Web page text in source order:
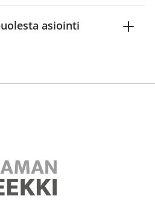
asiointi